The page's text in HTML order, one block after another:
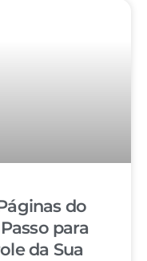
do
para
da Sua